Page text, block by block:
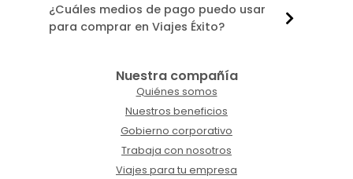
¿Cuáles medios de pago puedo usar
para comprar en Viajes Éxito?
Nuestra compañía
Quiénes somos
Nuestros beneficios
Gobierno corporativo
Trabaja con nosotros
Viajes para tu empresa